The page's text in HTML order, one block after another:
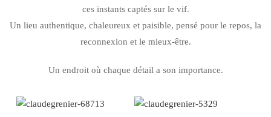
ces instants captés sur le vif.
Un lieu authentique, chaleureux et paisible, pensé pour le repos, la
reconnexion et le mieux-être.
Un endroit où chaque détail a son importance.